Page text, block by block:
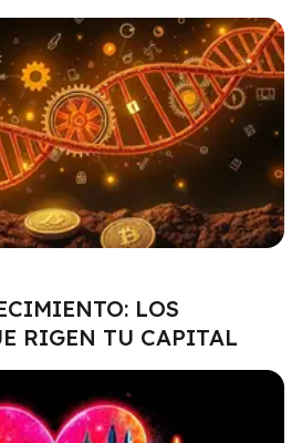
LOS
RIGEN TU CAPITAL